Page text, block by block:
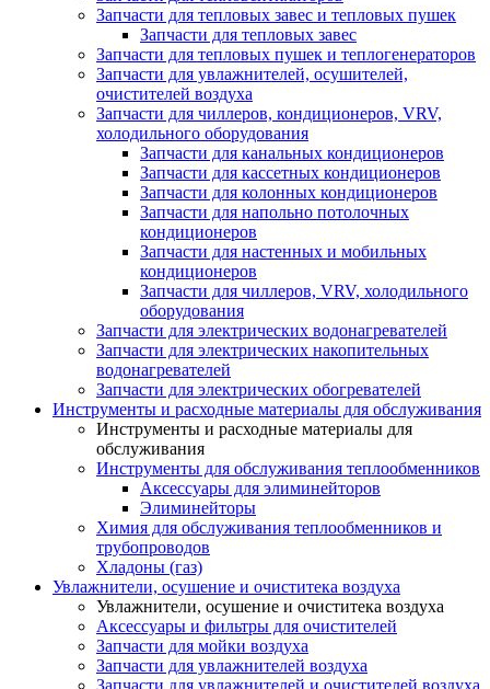
Запчасти для тепловых завес и тепловых пушек
Запчасти для тепловых завес
Запчасти для тепловых пушек и теплогенераторов
Запчасти для увлажнителей, осушителей,
очистителей воздуха
Запчасти для чиллеров, кондиционеров, VRV,
холодильного оборудования
Запчасти для канальных кондиционеров
Запчасти для кассетных кондиционеров
Запчасти для колонных кондиционеров
Запчасти для напольно потолочных
кондиционеров
Запчасти для настенных и мобильных
кондиционеров
Запчасти для чиллеров, VRV, холодильного
оборудования
Запчасти для электрических водонагревателей
Запчасти для электрических накопительных
водонагревателей
Запчасти для электрических обогревателей
Инструменты и расходные материалы для обслуживания
Инструменты и расходные материалы для
обслуживания
Инструменты для обслуживания теплообменников
Аксессуары для элиминейторов
Элиминейторы
Химия для обслуживания теплообменников и
трубопроводов
Хладоны (газ)
Увлажнители, осушение и очиститека воздуха
Увлажнители, осушение и очиститека воздуха
Аксессуары и фильтры для очистителей
Запчасти для мойки воздуха
Запчасти для увлажнителей воздуха
Запчасти для увлажнителей и очистителей воздуха